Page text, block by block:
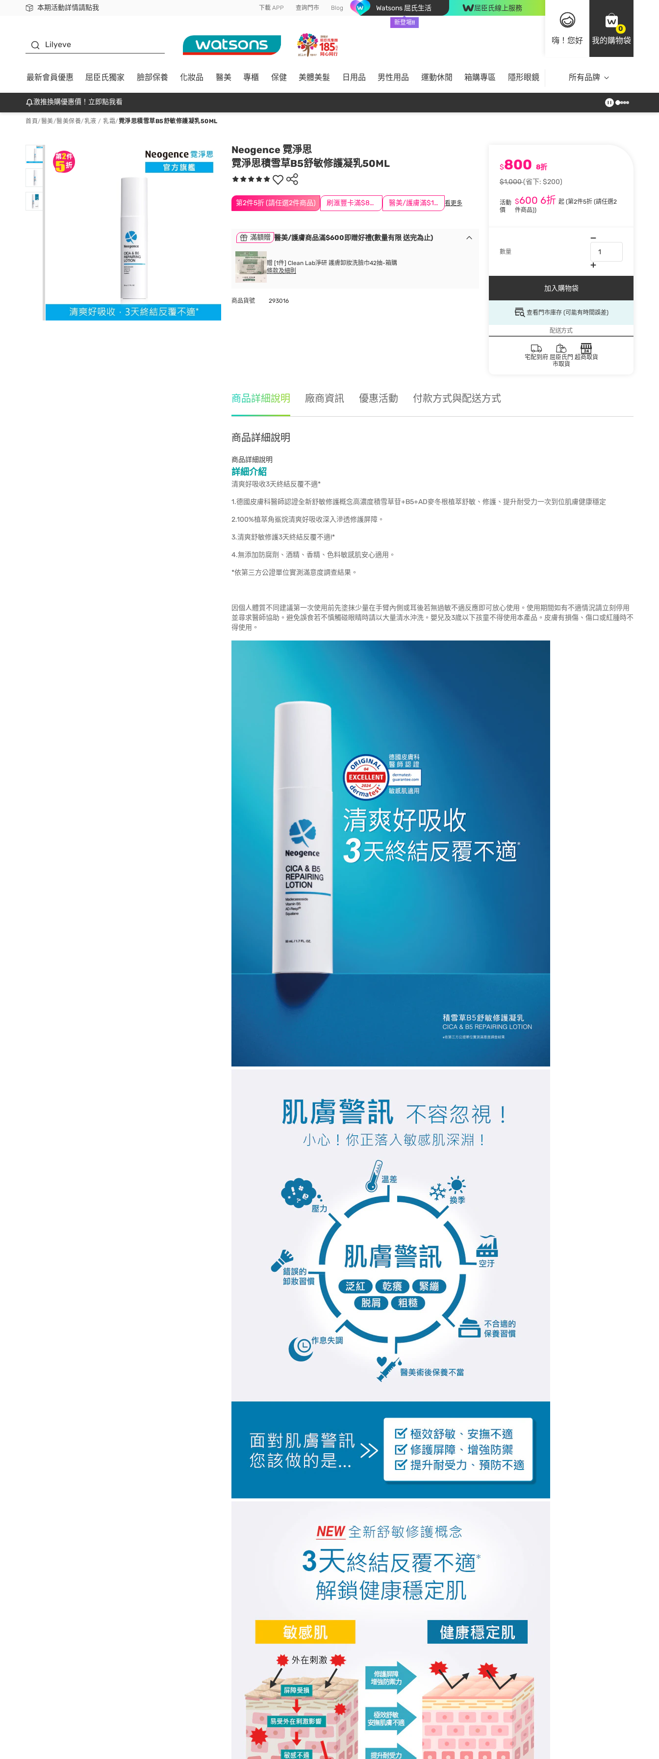
本期活動詳情請點我
下載app最高回饋$350 下載 APP 查詢門市 Blog Watsons 屈氏生活
新登場!!
屈臣氏線上服務
嗨！您好
0
我的購物袋
Lilyeve
最新會員優惠 屈臣氏獨家 臉部保養 化妝品 醫美 專櫃 保健 美體美髮 日用品 男性用品 運動休閒 箱購專區 隱形眼鏡 所有品牌
激推換購優惠價！立即點我看
首頁/醫美/醫美保養/乳液 / 乳霜/霓淨思積雪草B5舒敏修護凝乳50ML
Neogence 霓淨思
霓淨思積雪草B5舒敏修護凝乳50ML
第2件5折 (請任選2件商品) 刷滙豐卡滿$888送3萬點 醫美/護膚滿$1200送$200 看更多
$800 8折
$1,000(省下: $200)
活動
價
$600 6折起(第2件5折 (請任選2
件商品))
數量
加入購物袋
查看門市庫存 (可能有時間誤差)
配送方式
宅配到府 屈臣氏門
市取貨
超商取貨
滿額贈 醫美/護膚商品滿$600即贈好禮(數量有限 送完為止)
贈 [1件] Clean Lab淨研 護膚卸妝洗臉巾42抽-箱購
條款及細則
商品貨號 293016
商品詳細說明 廠商資訊 優惠活動 付款方式與配送方式
商品詳細說明
商品詳細說明
詳細介紹
清爽好吸收3天終結反覆不適*
1.德國皮膚科醫師認證全新舒敏修護概念高濃度積雪草苷+B5+AD麥冬根植萃舒敏、修護、提升耐受力一次到位肌膚健康穩定
2.100%植萃角鯊烷清爽好吸收深入滲透修護屏障。
3.清爽舒敏修護3天終結反覆不適!*
4.無添加防腐劑、酒精、香精、色料敏感肌安心適用。
*依第三方公證單位實測滿意度調查結果。
因個人體質不同建議第一次使用前先塗抹少量在手臂內側或耳後若無過敏不適反應即可放心使用。使用期間如有不適情況請立刻停用
並尋求醫師協助。避免誤食若不慎觸碰眼睛時請以大量清水沖洗。嬰兒及3歲以下孩童不得使用本產品。皮膚有損傷、傷口或紅腫時不
得使用。